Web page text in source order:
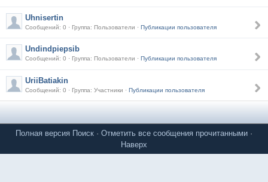
Uhnisertin
Сообщений: 0 · Группа: Пользователи · Публикации пользователя
Undindpiepsib
Сообщений: 0 · Группа: Пользователи · Публикации пользователя
UriiBatiakin
Сообщений: 0 · Группа: Участники · Публикации пользователя
Полная версия Поиск · Отметить все сообщения прочитанными ·
Наверх